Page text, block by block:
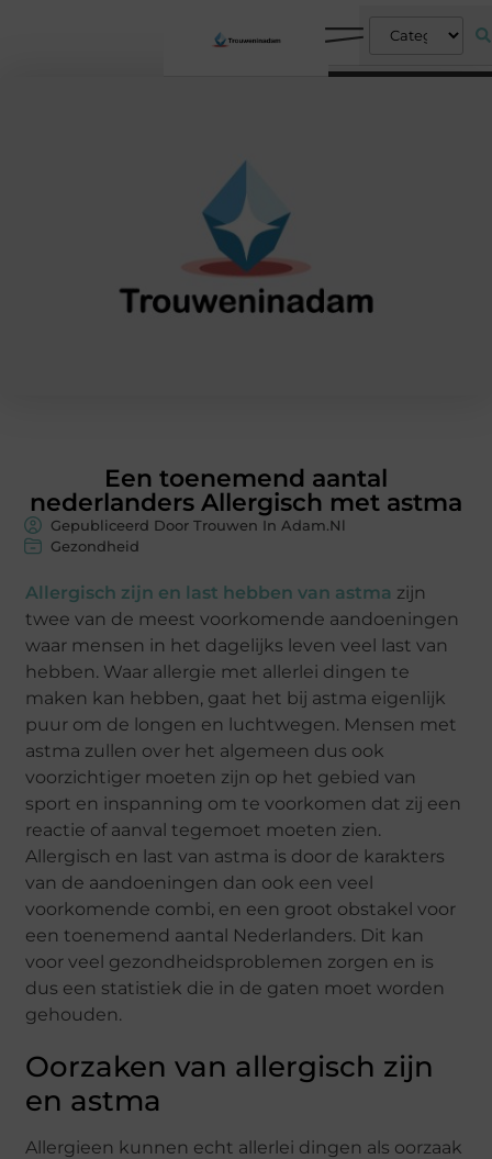
Een toenemend aantal
nederlanders Allergisch met astma
Gepubliceerd Door Trouwen In Adam.nl
Gezondheid
Allergisch zijn en last hebben van astma zijn
twee van de meest voorkomende aandoeningen
waar mensen in het dagelijks leven veel last van
hebben. Waar allergie met allerlei dingen te
maken kan hebben, gaat het bij astma eigenlijk
puur om de longen en luchtwegen. Mensen met
astma zullen over het algemeen dus ook
voorzichtiger moeten zijn op het gebied van
sport en inspanning om te voorkomen dat zij een
reactie of aanval tegemoet moeten zien.
Allergisch en last van astma is door de karakters
van de aandoeningen dan ook een veel
voorkomende combi, en een groot obstakel voor
een toenemend aantal Nederlanders. Dit kan
voor veel gezondheidsproblemen zorgen en is
dus een statistiek die in de gaten moet worden
gehouden.
Oorzaken van allergisch zijn
en astma
Allergieen kunnen echt allerlei dingen als oorzaak